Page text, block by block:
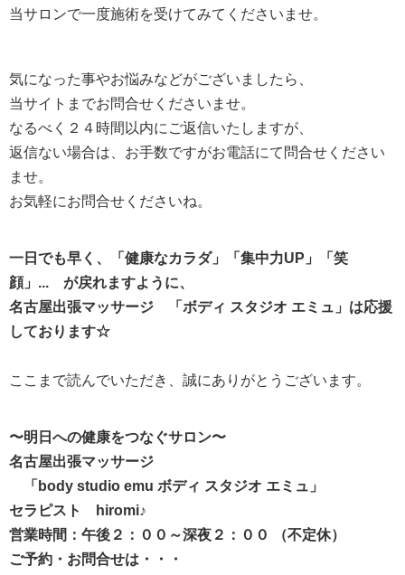
当サロンで一度施術を受けてみてくださいませ。
気になった事やお悩みなどがございましたら、
当サイトまでお問合せくださいませ。
なるべく２４時間以内にご返信いたしますが、
返信ない場合は、お手数ですがお電話にて問合せください
ませ。
お気軽にお問合せくださいね。
一日でも早く、「健康なカラダ」「集中力UP」「笑
顔」... が戻れますように、
名古屋出張マッサージ 「ボディ スタジオ エミュ」は応援
しております☆
ここまで読んでいただき、誠にありがとうございます。
〜明日への健康をつなぐサロン〜
名古屋出張マッサージ
「body studio emu ボディ スタジオ エミュ」
セラピスト hiromi♪
営業時間：午後２：００～深夜２：００ （不定休）
ご予約・お問合せは・・・